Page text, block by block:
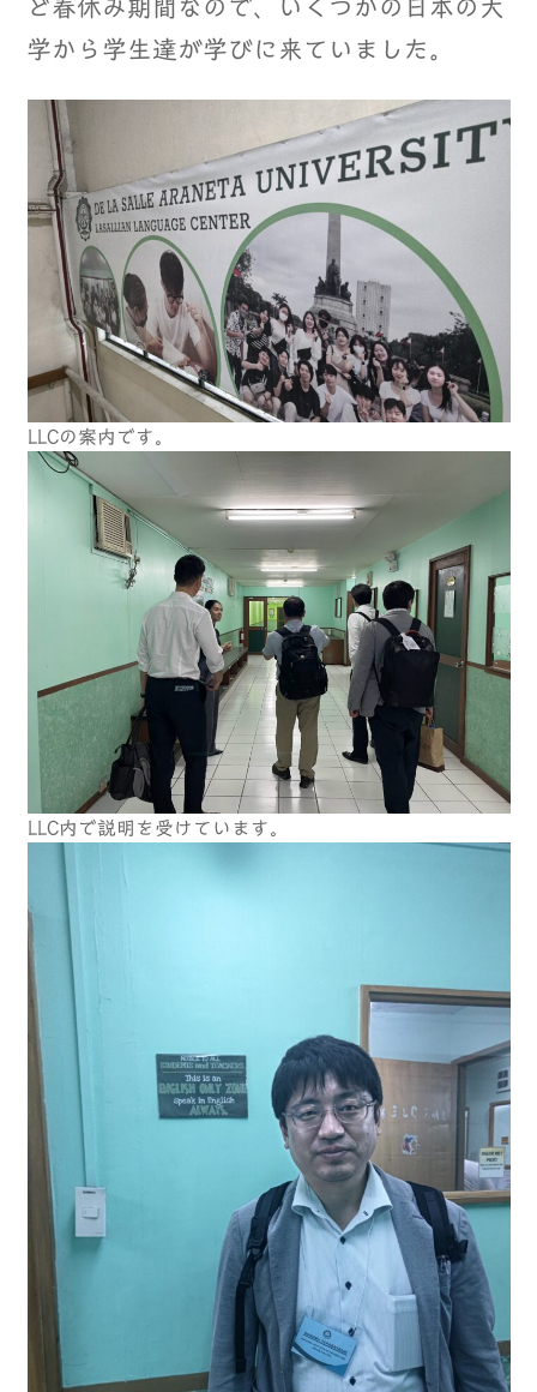
ど春休み期間なので、いくつかの日本の大
学から学生達が学びに来ていました。
LLCの案内です。
LLC内で説明を受けています。